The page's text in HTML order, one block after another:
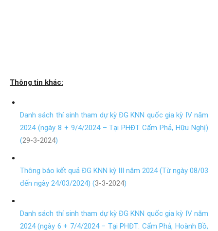
Thông tin khác:
Danh sách thí sinh tham dự kỳ ĐG KNN quốc gia kỳ IV năm
2024 (ngày 8 + 9/4/2024 – Tại PHĐT Cẩm Phả, Hữu Nghị)
(29-3-2024)
Thông báo kết quả ĐG KNN kỳ III năm 2024 (Từ ngày 08/03
đến ngày 24/03/2024) (3-3-2024)
Danh sách thí sinh tham dự kỳ ĐG KNN quốc gia kỳ IV năm
2024 (ngày 6 + 7/4/2024 – Tại PHĐT: Cẩm Phả, Hoành Bồ,